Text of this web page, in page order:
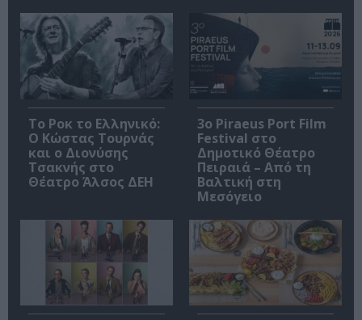
Το Ροκ το Ελληνικό:
Ο Κώστας Τουρνάς
και ο Διονύσης
Τσακνής στο
Θέατρο Άλσος ΔΕΗ
3o Piraeus Port Film
Festival στο
Δημοτικό Θέατρο
Πειραιά – Από τη
Βαλτική στη
Μεσόγειο